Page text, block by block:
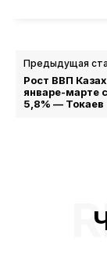
Предыдущая
Рост ВВП
январе-марте
5,8% — Токаев